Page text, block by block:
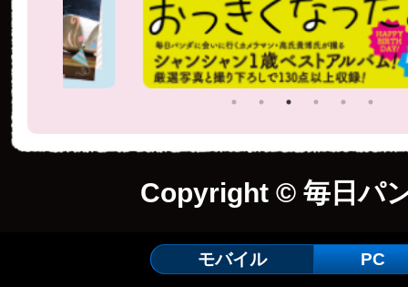
Copyright © 毎日パ
モバイル PC